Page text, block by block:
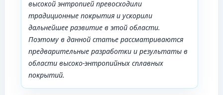
высокой энтропией превосходили
традиционные покрытия и ускорили
дальнейшее развитие в этой области.
Поэтому в данной статье рассматриваются
предварительные разработки и результаты в
области высоко-энтропийных сплавных
покрытий.